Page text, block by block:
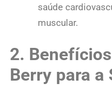
saúde
muscular.
2.
Berry para a